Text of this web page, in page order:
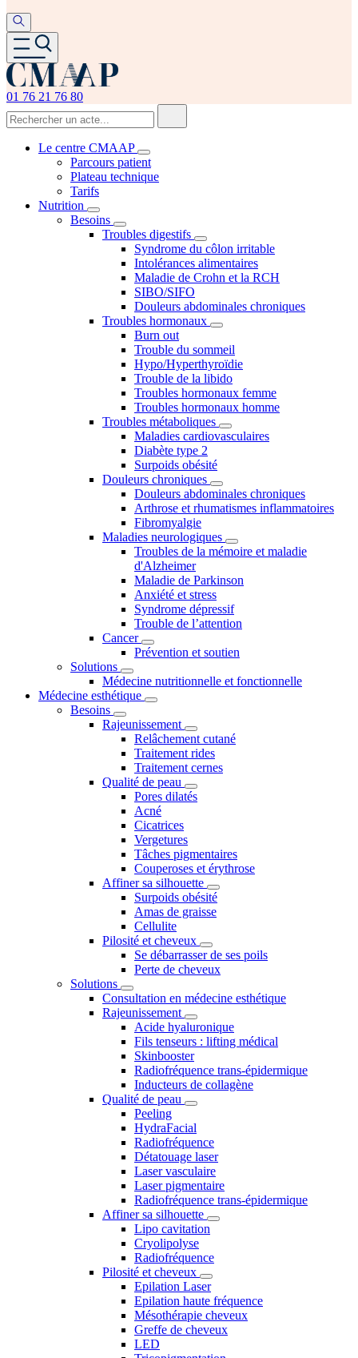
01 76 21 76 80
Le centre CMAAP
Parcours patient
Plateau technique
Tarifs
Nutrition
Besoins
Troubles digestifs
Syndrome du côlon irritable
Intolérances alimentaires
Maladie de Crohn et la RCH
SIBO/SIFO
Douleurs abdominales chroniques
Troubles hormonaux
Burn out
Trouble du sommeil
Hypo/Hyperthyroïdie
Trouble de la libido
Troubles hormonaux femme
Troubles hormonaux homme
Troubles métaboliques
Maladies cardiovasculaires
Diabète type 2
Surpoids obésité
Douleurs chroniques
Douleurs abdominales chroniques
Arthrose et rhumatismes inflammatoires
Fibromyalgie
Maladies neurologiques
Troubles de la mémoire et maladie
d'Alzheimer
Maladie de Parkinson
Anxiété et stress
Syndrome dépressif
Trouble de l’attention
Cancer
Prévention et soutien
Solutions
Médecine nutritionnelle et fonctionnelle
Médecine esthétique
Besoins
Rajeunissement
Relâchement cutané
Traitement rides
Traitement cernes
Qualité de peau
Pores dilatés
Acné
Cicatrices
Vergetures
Tâches pigmentaires
Couperoses et érythrose
Affiner sa silhouette
Surpoids obésité
Amas de graisse
Cellulite
Pilosité et cheveux
Se débarrasser de ses poils
Perte de cheveux
Solutions
Consultation en médecine esthétique
Rajeunissement
Acide hyaluronique
Fils tenseurs : lifting médical
Skinbooster
Radiofréquence trans-épidermique
Inducteurs de collagène
Qualité de peau
Peeling
HydraFacial
Radiofréquence
Détatouage laser
Laser vasculaire
Laser pigmentaire
Radiofréquence trans-épidermique
Affiner sa silhouette
Lipo cavitation
Cryolipolyse
Radiofréquence
Pilosité et cheveux
Epilation Laser
Epilation haute fréquence
Mésothérapie cheveux
Greffe de cheveux
LED